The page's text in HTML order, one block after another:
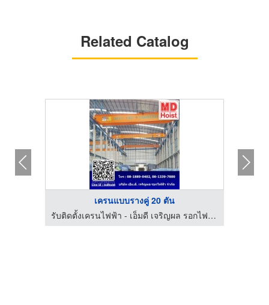
Related Catalog
เครนแบบรางคู่ 20 ตัน
รับติดตั้งเครนไฟฟ้า - เอ็มดี เจริญผล รอกไฟฟ้า